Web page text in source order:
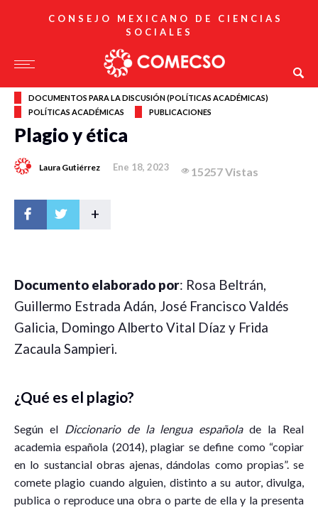
CONSEJO MEXICANO DE CIENCIAS
SOCIALES
DOCUMENTOS PARA LA DISCUSIÓN (POLÍTICAS ACADÉMICAS)
POLÍTICAS ACADÉMICAS
PUBLICACIONES
Plagio y ética
Laura Gutiérrez Ene 18, 2023 15257 Vistas
+
Documento elaborado por: Rosa Beltrán,
Guillermo Estrada Adán, José Francisco Valdés
Galicia, Domingo Alberto Vital Díaz y Frida
Zacaula Sampieri.
¿Qué es el plagio?
Según el Diccionariode la lengua españolade la Real
academia española (2014), plagiar se define como “copiar
en lo sustancial obras ajenas, dándolas como propias”. se
comete plagio cuando alguien, distinto a su autor, divulga,
publica o reproduce una obra o parte de ella y la presenta